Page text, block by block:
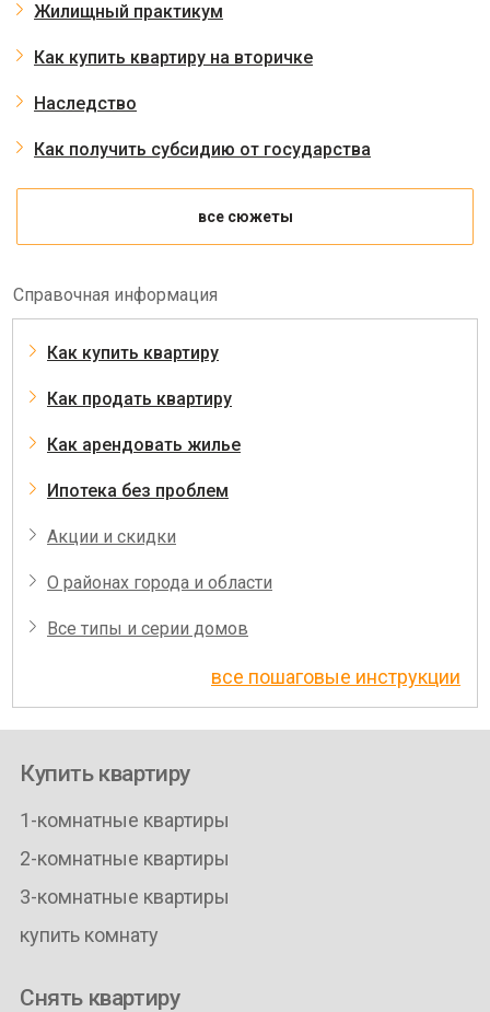
Жилищный практикум
Как купить квартиру на вторичке
Наследство
Как получить субсидию от государства
все сюжеты
Справочная информация
Как купить квартиру
Как продать квартиру
Как арендовать жилье
Ипотека без проблем
Акции и скидки
О районах города и области
Все типы и серии домов
все пошаговые инструкции
Купить квартиру
1-комнатные квартиры
2-комнатные квартиры
3-комнатные квартиры
купить комнату
Снять квартиру